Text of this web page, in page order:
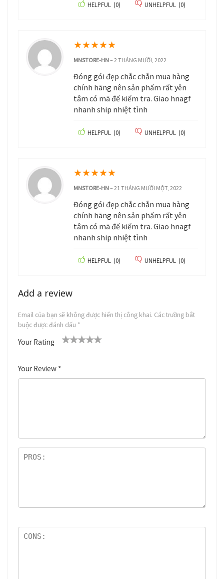
HELPFUL (0) UNHELPFUL (0)
★★★★★
MNSTORE-HN–2 THÁNG MƯỜI, 2022
Đóng gói đẹp chắc chắn mua hàng
chính hãng nên sản phẩm rất yên
tâm có mã để kiểm tra. Giao hnagf
nhanh ship nhiệt tình
HELPFUL (0) UNHELPFUL (0)
★★★★★
MNSTORE-HN–21 THÁNG MƯỜI MỘT, 2022
Đóng gói đẹp chắc chắn mua hàng
chính hãng nên sản phẩm rất yên
tâm có mã để kiểm tra. Giao hnagf
nhanh ship nhiệt tình
HELPFUL (0) UNHELPFUL (0)
Add a review
Email của bạn sẽ không được hiển thị công khai. Các trường bắt
buộc được đánh dấu *
Your Rating
Your Review *